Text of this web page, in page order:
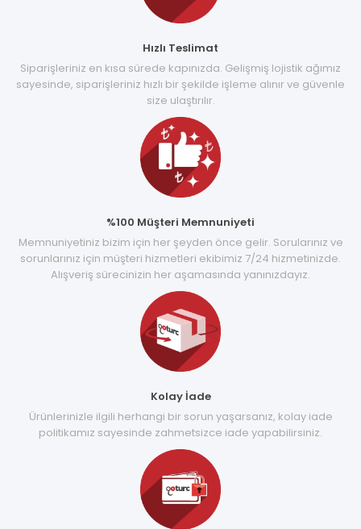
Hızlı Teslimat
Siparişleriniz en kısa sürede kapınızda. Gelişmiş lojistik ağımız
sayesinde, siparişleriniz hızlı bir şekilde işleme alınır ve güvenle
size ulaştırılır.
%100 Müşteri Memnuniyeti
Memnuniyetiniz bizim için her şeyden önce gelir. Sorularınız ve
sorunlarınız için müşteri hizmetleri ekibimiz 7/24 hizmetinizde.
Alışveriş sürecinizin her aşamasında yanınızdayız.
Kolay İade
Ürünlerinizle ilgili herhangi bir sorun yaşarsanız, kolay iade
politikamız sayesinde zahmetsizce iade yapabilirsiniz.